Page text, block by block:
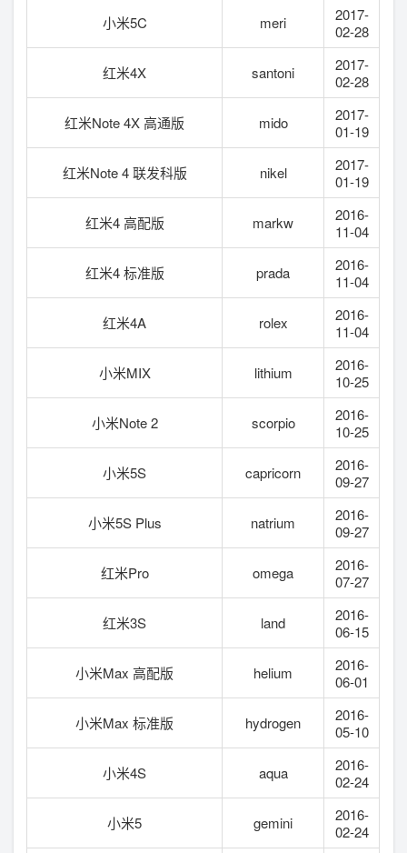
小米5C meri
2017-
02-28
红米4X santoni
2017-
02-28
红米Note 4X 高通版 mido
2017-
01-19
红米Note 4 联发科版 nikel
2017-
01-19
红米4 高配版 markw
2016-
11-04
红米4 标准版 prada
2016-
11-04
红米4A rolex
2016-
11-04
小米MIX lithium
2016-
10-25
小米Note 2 scorpio
2016-
10-25
小米5S capricorn
2016-
09-27
小米5S Plus natrium
2016-
09-27
红米Pro omega
2016-
07-27
红米3S land
2016-
06-15
小米Max 高配版 helium
2016-
06-01
小米Max 标准版 hydrogen
2016-
05-10
小米4S aqua
2016-
02-24
小米5 gemini
2016-
02-24